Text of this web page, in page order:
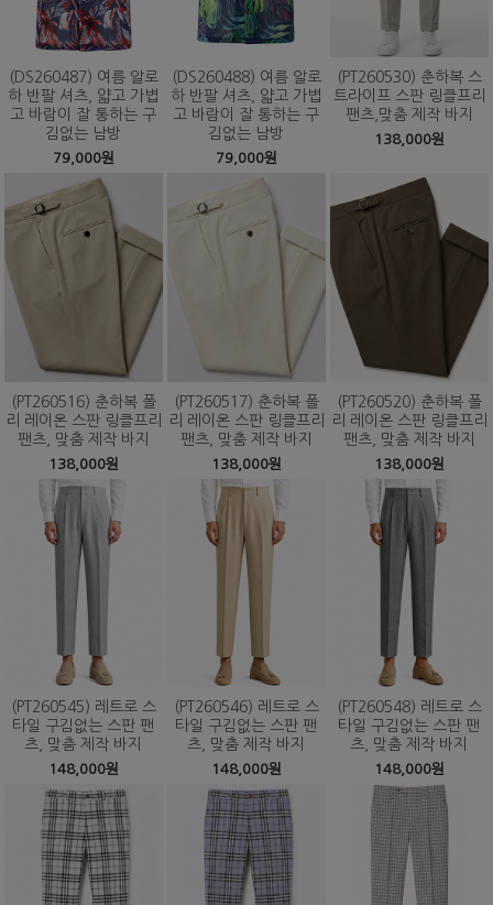
(DS260487) 여름 알로
하 반팔 셔츠, 얇고 가볍
고 바람이 잘 통하는 구
김없는 남방
79,000원
(DS260488) 여름 알로
하 반팔 셔츠, 얇고 가볍
고 바람이 잘 통하는 구
김없는 남방
79,000원
(PT260530) 춘하복 스
트라이프 스판 링클프리
팬츠,맞춤 제작 바지
138,000원
(PT260516) 춘하복 폴
리 레이온 스판 링클프리
팬츠, 맞춤 제작 바지
138,000원
(PT260517) 춘하복 폴
리 레이온 스판 링클프리
팬츠, 맞춤 제작 바지
138,000원
(PT260520) 춘하복 폴
리 레이온 스판 링클프리
팬츠, 맞춤 제작 바지
138,000원
(PT260545) 레트로 스
타일 구김없는 스판 팬
츠, 맞춤 제작 바지
148,000원
(PT260546) 레트로 스
타일 구김없는 스판 팬
츠, 맞춤 제작 바지
148,000원
(PT260548) 레트로 스
타일 구김없는 스판 팬
츠, 맞춤 제작 바지
148,000원